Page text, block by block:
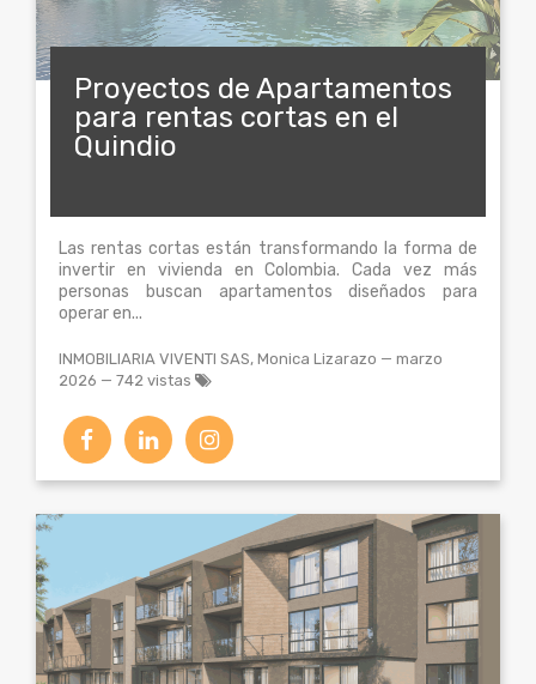
Proyectos de Apartamentos
para rentas cortas en el
Quindio
Las rentas cortas están transformando la forma de
invertir en vivienda en Colombia. Cada vez más
personas buscan apartamentos diseñados para
operar en...
INMOBILIARIA VIVENTI SAS, Monica Lizarazo —marzo
2026 — 742 vistas